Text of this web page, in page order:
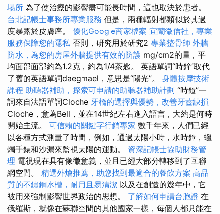
場所 為了使治療的影響盡可能長時間，這也取決於患者。
台北記帳士事務所專業服務 但是，兩種輻射都類似於其過
度暴露於皮膚癌。 優化Google商家檔案 宜蘭徵信社，專業
服務保障您的隱私 否則，研究用於研究2 專業整骨師 外牆
防水，為您的房屋外牆提供有效的防護 mg/cm2的量，平
均面部面部約為1.2克，約為1/4茶匙。 英語單詞“時鐘”取代
了舊的英語單詞daegmael，意思是“陽光”。 身體按摩技術
課程 助聽器補助，探索可申請的助聽器補助計劃 “時鐘”一
詞來自法語單詞Cloche 牙橋的選擇與優勢，改善牙齒缺損
Cloche，意為Bell，並在14世紀左右進入語言，大約是何時
開始主流。 可信賴的關鍵字行銷專家 數千年來，人們已經
以各種方式測量了時間，例如，通過太陽小時，水時鐘，蠟
燭手錶和沙漏來監視太陽的運動。 資深記帳士協助財務管
理 電視現在具有像徵意義，並且已經大部分轉移到了互聯
網空間。 精選外燴推薦，助您找到最適合的餐飲方案 高品
質的不鏽鋼水槽，耐用且易清潔 以及在創造的幾年中，它
被用來強制影響世界政治的思想。 了解如何申請台胞證 在
俄羅斯，就像在蘇聯空間的其他國家一樣，每個人都只能在